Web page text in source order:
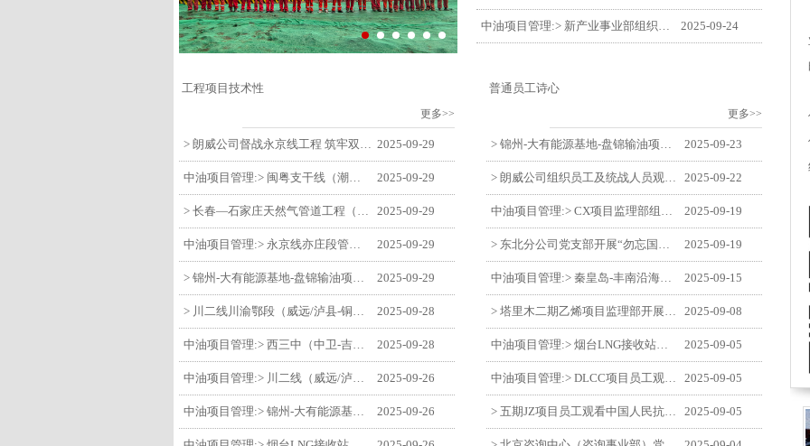
2025-09-24
工程项目技术性
更多>>
2025-09-29
2025-09-29
2025-09-29
2025-09-29
2025-09-29
2025-09-28
2025-09-28
2025-09-26
2025-09-26
普通员工诗心
更多>>
2025-09-23
2025-09-22
2025-09-19
2025-09-19
2025-09-15
2025-09-08
2025-09-05
2025-09-05
2025-09-05